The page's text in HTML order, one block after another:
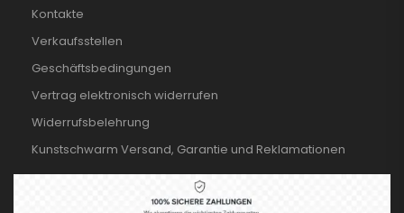
Kontakte
Verkaufsstellen
Geschäftsbedingungen
Vertrag elektronisch widerrufen
Widerrufsbelehrung
Kunstschwarm Versand, Garantie und Reklamationen